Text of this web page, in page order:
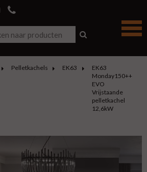
Pelletkachels EK63
EK63
Monday150++
EVO
Vrijstaande
pelletkachel
12,6kW